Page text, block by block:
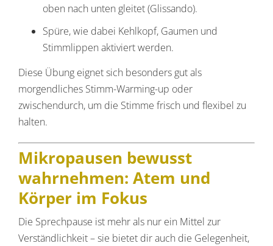
oben nach unten gleitet (Glissando).
Spüre, wie dabei Kehlkopf, Gaumen und
Stimmlippen aktiviert werden.
Diese Übung eignet sich besonders gut als
morgendliches Stimm-Warming-up oder
zwischendurch, um die Stimme frisch und flexibel zu
halten.
Mikropausen bewusst
wahrnehmen: Atem und
Körper im Fokus
Die Sprechpause ist mehr als nur ein Mittel zur
Verständlichkeit – sie bietet dir auch die Gelegenheit,